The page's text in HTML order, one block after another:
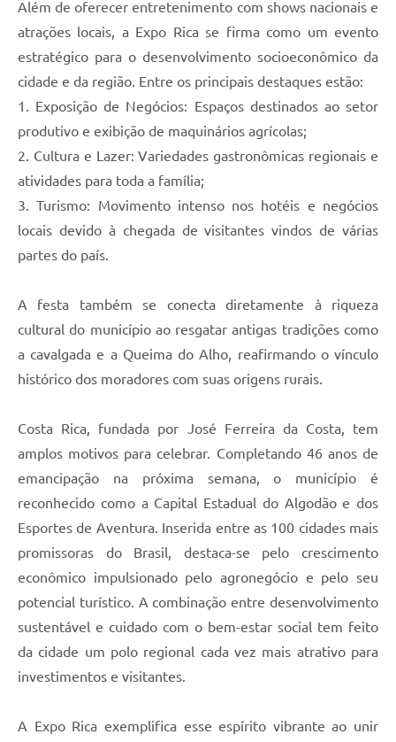
Além de oferecer entretenimento com shows nacionais e
atrações locais, a Expo Rica se firma como um evento
estratégico para o desenvolvimento socioeconômico da
cidade e da região. Entre os principais destaques estão:
1. Exposição de Negócios: Espaços destinados ao setor
produtivo e exibição de maquinários agrícolas;
2. Cultura e Lazer: Variedades gastronômicas regionais e
atividades para toda a família;
3. Turismo: Movimento intenso nos hotéis e negócios
locais devido à chegada de visitantes vindos de várias
partes do país.
A festa também se conecta diretamente à riqueza
cultural do município ao resgatar antigas tradições como
a cavalgada e a Queima do Alho, reafirmando o vínculo
histórico dos moradores com suas origens rurais.
Costa Rica, fundada por José Ferreira da Costa, tem
amplos motivos para celebrar. Completando 46 anos de
emancipação na próxima semana, o município é
reconhecido como a Capital Estadual do Algodão e dos
Esportes de Aventura. Inserida entre as 100 cidades mais
promissoras do Brasil, destaca-se pelo crescimento
econômico impulsionado pelo agronegócio e pelo seu
potencial turístico. A combinação entre desenvolvimento
sustentável e cuidado com o bem-estar social tem feito
da cidade um polo regional cada vez mais atrativo para
investimentos e visitantes.
A Expo Rica exemplifica esse espírito vibrante ao unir